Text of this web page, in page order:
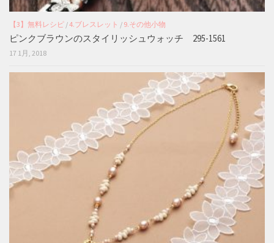
【3】無料レシピ /4.ブレスレット / 9.その他小物
ピンクブラウンのスタイリッシュウォッチ 295-1561
17 1月, 2018